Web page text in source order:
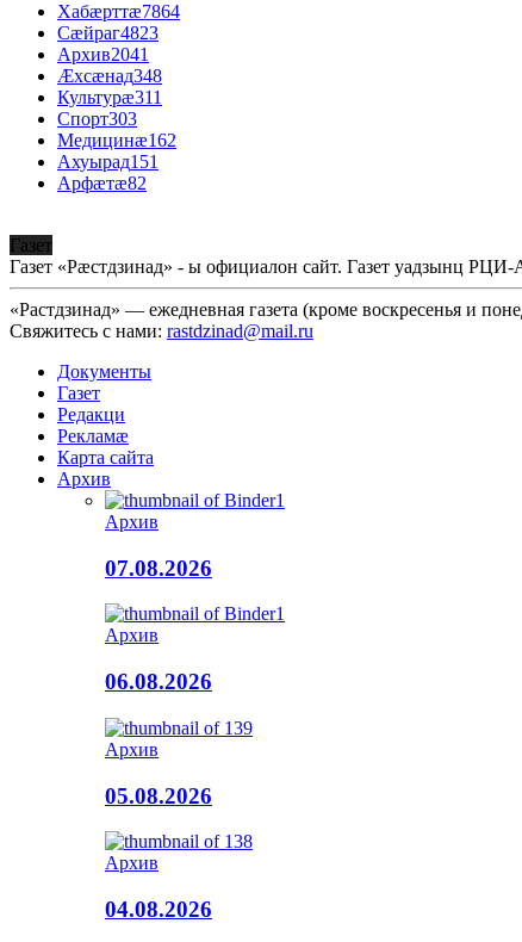
Хабæрттæ7864
Сæйраг4823
Архив2041
Æхсæнад348
Культурæ311
Спорт303
Медицинæ162
Ахуырад151
Арфæтæ82
Газет
Газет «Рæстдзинад» - ы официалон сайт. Газет уадзынц
«Растдзинад» — ежедневная газета (кроме воскресенья и
Свяжитесь с нами: rastdzinad@mail.ru
Документы
Газет
Редакци
Рекламæ
Карта сайта
Архив
Архив
07.08.2026
Архив
06.08.2026
Архив
05.08.2026
Архив
04.08.2026